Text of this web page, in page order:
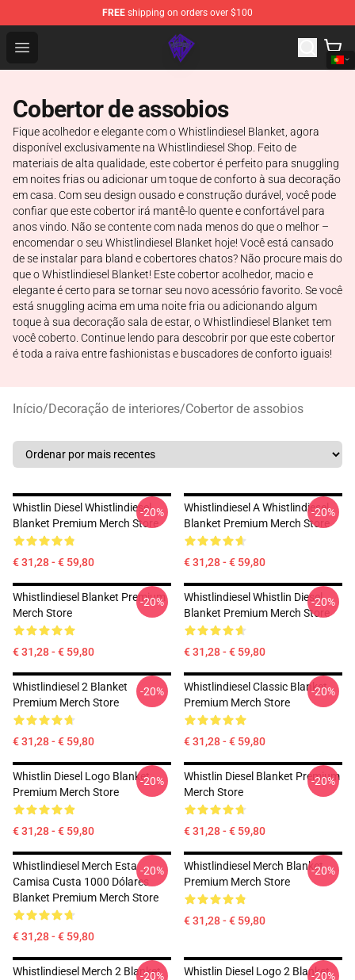
FREE shipping on orders over $100
Open menu
WhistlinDiesel Shop - Official WhistlinDiesel
Cobertor de assobios
Fique acolhedor e elegante com o Whistlindiesel Blanket, agora
disponível exclusivamente na Whistlindiesel Shop. Feito de
materiais de alta qualidade, este cobertor é perfeito para snuggling
em noites frias ou adicionar um toque de conforto à sua decoração
em casa. Com seu design ousado e construção durável, você pode
confiar que este cobertor irá mantê-lo quente e confortável para
anos vindo. Não se contente com nada menos do que o melhor –
encomendar o seu Whistlindiesel Blanket hoje! Você está cansado
de se instalar para bland e cobertores chatos? Não procure mais do
que o Whistlindiesel Blanket! Este cobertor acolhedor, macio e
elegante é certo para se tornar seu novo acessório favorito. Se você
está snuggling acima em uma noite fria ou adicionando algum
toque à sua decoração sala de estar, o Whistlindiesel Blanket tem
você coberto. Continue lendo para descobrir por que este cobertor
é toda a raiva entre fashionistas e buscadores de conforto iguais!
Início/Decoração de interiores/Cobertor de assobios
Whistlin Diesel Whistlindiesel
Blanket Premium Merch Store
€ 31,28 - € 59,80
-20%
Whistlindiesel A Whistlindiesel
Blanket Premium Merch Store
€ 31,28 - € 59,80
-20%
Whistlindiesel Blanket Premium
Merch Store
€ 31,28 - € 59,80
-20%
Whistlindiesel Whistlin Diesel
Blanket Premium Merch Store
€ 31,28 - € 59,80
-20%
Whistlindiesel 2 Blanket
Premium Merch Store
€ 31,28 - € 59,80
-20%
Whistlindiesel Classic Blanket
Premium Merch Store
€ 31,28 - € 59,80
-20%
Whistlin Diesel Logo Blanket
Premium Merch Store
€ 31,28 - € 59,80
-20%
Whistlin Diesel Blanket Premium
Merch Store
€ 31,28 - € 59,80
-20%
Whistlindiesel Merch Esta
Camisa Custa 1000 Dólares
Blanket Premium Merch Store
€ 31,28 - € 59,80
-20%
Whistlindiesel Merch Blanket
Premium Merch Store
€ 31,28 - € 59,80
-20%
Whistlindiesel Merch 2 Blanket
-20%
Whistlin Diesel Logo 2 Blanket
-20%